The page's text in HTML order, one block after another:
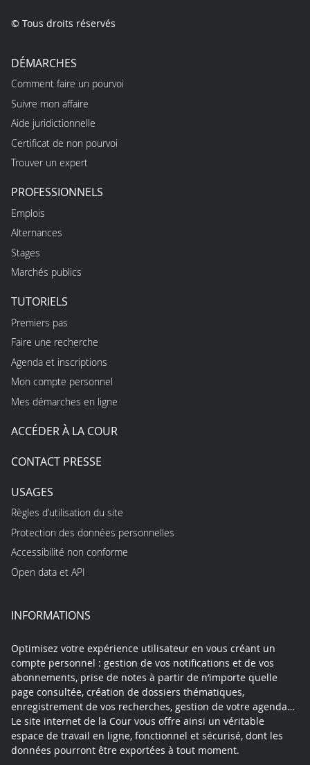
© Tous droits réservés
DÉMARCHES
Comment faire un pourvoi
Suivre mon affaire
Aide juridictionnelle
Certificat de non pourvoi
Trouver un expert
PROFESSIONNELS
Emplois
Alternances
Stages
Marchés publics
TUTORIELS
Premiers pas
Faire une recherche
Agenda et inscriptions
Mon compte personnel
Mes démarches en ligne
ACCÉDER À LA COUR
CONTACT PRESSE
USAGES
Règles d’utilisation du site
Protection des données personnelles
Accessibilité non conforme
Open data et API
INFORMATIONS
Optimisez votre expérience utilisateur en vous créant un
compte personnel : gestion de vos notifications et de vos
abonnements, prise de notes à partir de n’importe quelle
page consultée, création de dossiers thématiques,
enregistrement de vos recherches, gestion de votre agenda…
Le site internet de la Cour vous offre ainsi un véritable
espace de travail en ligne, fonctionnel et sécurisé, dont les
données pourront être exportées à tout moment.